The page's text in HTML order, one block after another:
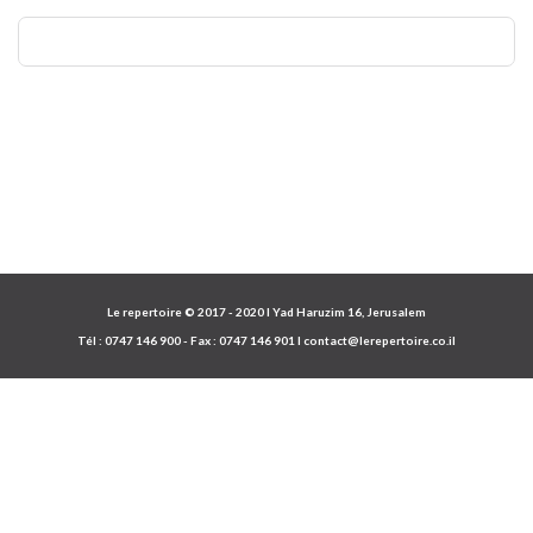
Le repertoire © 2017 - 2020 I Yad Haruzim 16, Jerusalem
Tél : 0747 146 900- Fax : 0747 146 901 I contact@lerepertoire.co.il